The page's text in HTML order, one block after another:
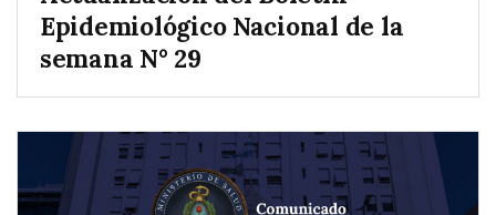
Epidemiológico Nacional de la
semana N° 29